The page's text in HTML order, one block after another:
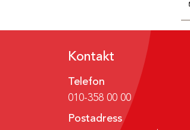
Kontakt
Telefon
010-358 00 00
Postadress